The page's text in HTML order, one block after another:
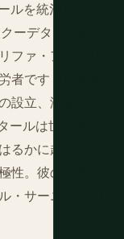
ルを統治してい
ーデターで権力
ファ・アル・サ
者です：1996年
設立、液化天然
ルは世界最大
るかに超えた外
性。彼の息子、
サーニは2013